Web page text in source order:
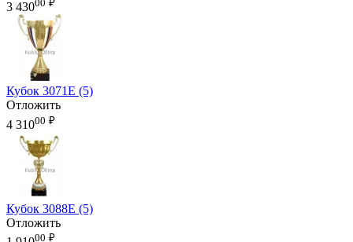
3 43000 ₽
Кубок 3071E (5)
Отложить
4 31000 ₽
Кубок 3088E (5)
Отложить
00 ₽